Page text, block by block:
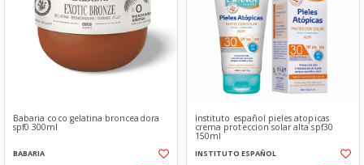
Babaria coco gelatina bronceadora
spf0 300ml
BABARIA
Instituto español pieles atopicas
crema proteccion solar alta spf30
150ml
INSTITUTO ESPAÑOL